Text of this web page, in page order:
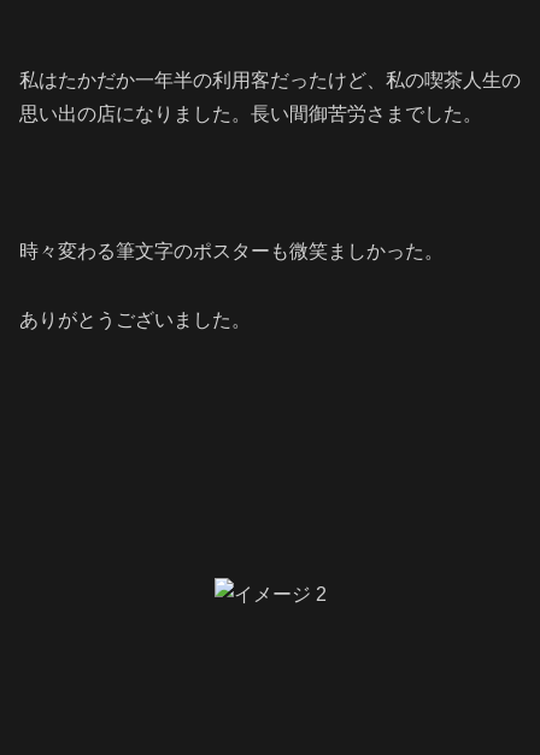
私はたかだか一年半の利用客だったけど、私の喫茶人生の
思い出の店になりました。長い間御苦労さまでした。
時々変わる筆文字のポスターも微笑ましかった。
ありがとうございました。